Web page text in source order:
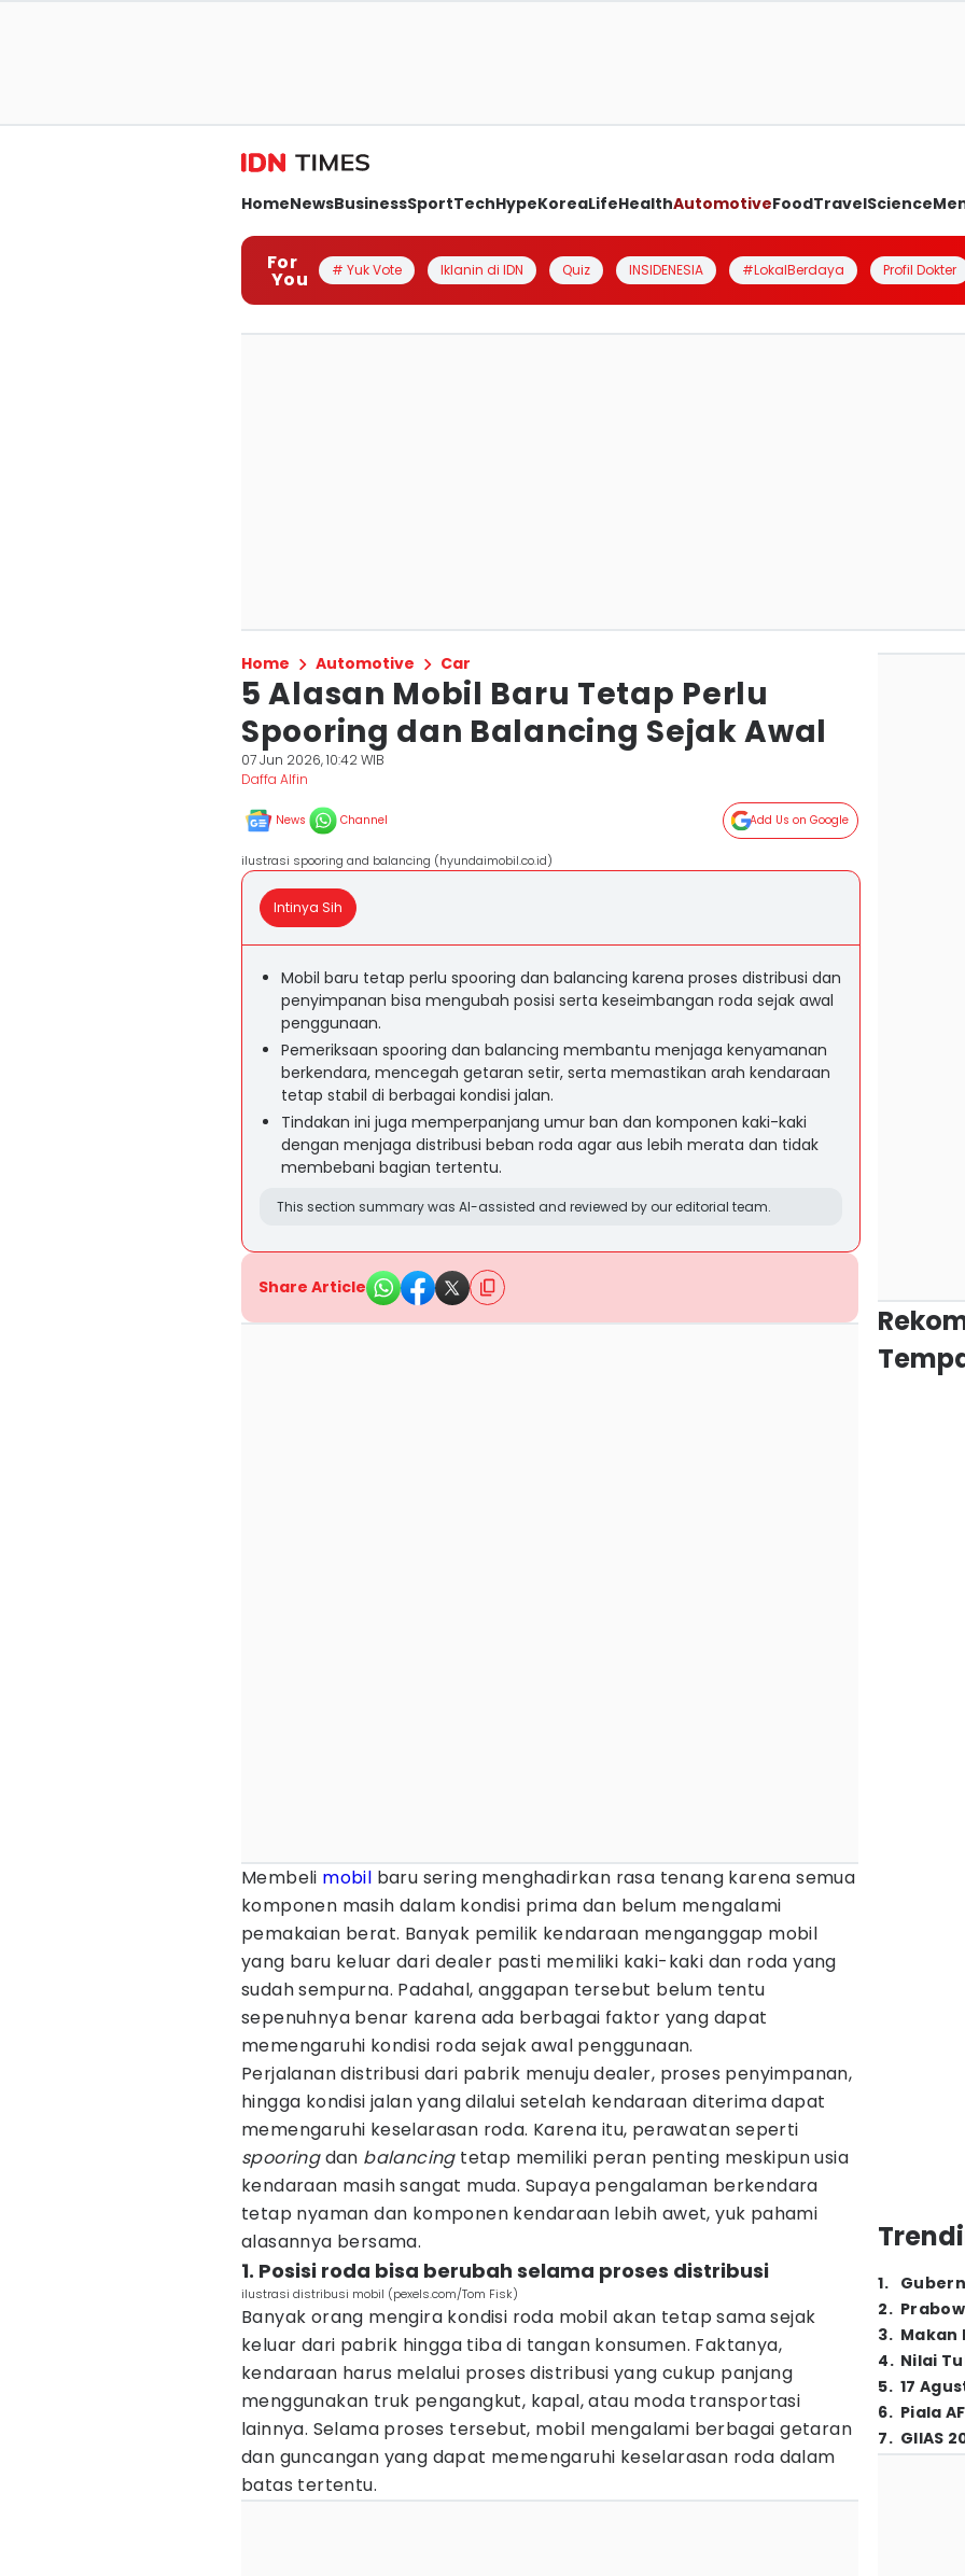
HomeNewsBusinessSportTechHypeKoreaLifeHealthAutomotiveFoodTravelScience
For
You # Yuk Vote Iklanin di IDN Quiz INSIDENESIA #LokalBerdaya Profil Dokter
Home Automotive Car
5 Alasan Mobil Baru Tetap Perlu
Spooring dan Balancing Sejak Awal
07 Jun 2026, 10:42 WIB
Daffa Alfin
News Channel Add Us on Google
ilustrasi spooring and balancing (hyundaimobil.co.id)
Intinya Sih
Mobil baru tetap perlu spooring dan balancing karena proses distribusi dan
penyimpanan bisa mengubah posisi serta keseimbangan roda sejak awal
penggunaan.
Pemeriksaan spooring dan balancing membantu menjaga kenyamanan
berkendara, mencegah getaran setir, serta memastikan arah kendaraan
tetap stabil di berbagai kondisi jalan.
Tindakan ini juga memperpanjang umur ban dan komponen kaki-kaki
dengan menjaga distribusi beban roda agar aus lebih merata dan tidak
membebani bagian tertentu.
This section summary was AI-assisted and reviewed by our editorial team.
Share Article
Membeli mobil baru sering menghadirkan rasa tenang karena semua
komponen masih dalam kondisi prima dan belum mengalami
pemakaian berat. Banyak pemilik kendaraan menganggap mobil
yang baru keluar dari dealer pasti memiliki kaki-kaki dan roda yang
sudah sempurna. Padahal, anggapan tersebut belum tentu
sepenuhnya benar karena ada berbagai faktor yang dapat
memengaruhi kondisi roda sejak awal penggunaan.
Perjalanan distribusi dari pabrik menuju dealer, proses penyimpanan,
hingga kondisi jalan yang dilalui setelah kendaraan diterima dapat
memengaruhi keselarasan roda. Karena itu, perawatan seperti
spooringdan balancingtetap memiliki peran penting meskipun usia
kendaraan masih sangat muda. Supaya pengalaman berkendara
tetap nyaman dan komponen kendaraan lebih awet, yuk pahami
alasannya bersama.
1. Posisi roda bisa berubah selama proses distribusi
ilustrasi distribusi mobil (pexels.com/Tom Fisk)
Banyak orang mengira kondisi roda mobil akan tetap sama sejak
keluar dari pabrik hingga tiba di tangan konsumen. Faktanya,
kendaraan harus melalui proses distribusi yang cukup panjang
menggunakan truk pengangkut, kapal, atau moda transportasi
lainnya. Selama proses tersebut, mobil mengalami berbagai getaran
dan guncangan yang dapat memengaruhi keselarasan roda dalam
batas tertentu.
1.
2.
3. Makan
4. Nilai
5. 17
6. Piala
7. GIIAS